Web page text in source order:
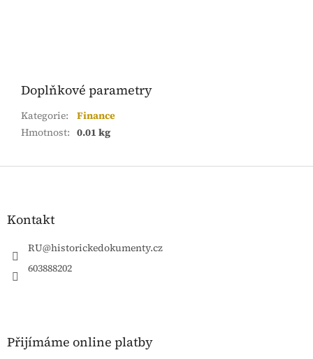
Doplňkové parametry
Kategorie:
Finance
Hmotnost: 0.01 kg
Z
Kontakt
RU@historickedokumenty.cz
603888202
Přijímáme online platby